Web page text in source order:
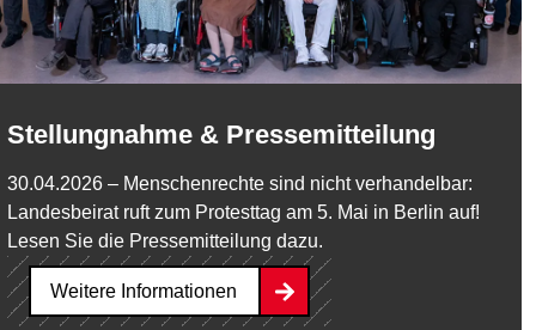
Stellungnahme & Pressemitteilung
30.04.2026 – Menschenrechte sind nicht verhandelbar:
Landesbeirat ruft zum Protesttag am 5. Mai in Berlin auf!
Lesen Sie die Pressemitteilung dazu.
Weitere Informationen